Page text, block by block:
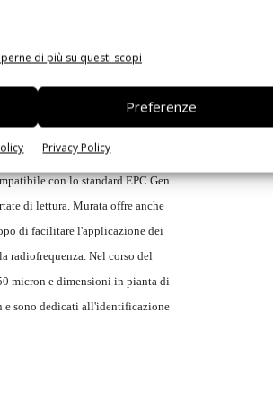
di più su questi scopi
Preferenze
Privacy Policy
perché [nella soluzione
integrati utilizzati per la
zero”.Come si è detto, la
particolarmente ridotto, solo
con lo standard EPC Gen
di lettura. Murata offre anche
di facilitare l'applicazione dei
radiofrequenza. Nel corso del
micron e dimensioni in pianta di
e sono dedicati all'identificazione